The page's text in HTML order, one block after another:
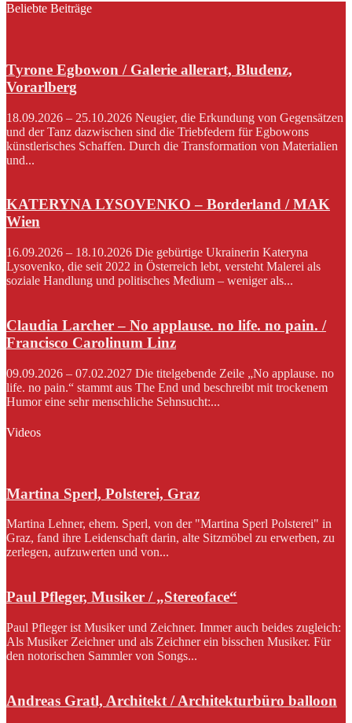
Beliebte Beiträge
Tyrone Egbowon / Galerie allerart, Bludenz,
Vorarlberg
18.09.2026 – 25.10.2026 Neugier, die Erkundung von Gegensätzen
und der Tanz dazwischen sind die Triebfedern für Egbowons
künstlerisches Schaffen. Durch die Transformation von Materialien
und...
KATERYNA LYSOVENKO – Borderland / MAK
Wien
16.09.2026 – 18.10.2026 Die gebürtige Ukrainerin Kateryna
Lysovenko, die seit 2022 in Österreich lebt, versteht Malerei als
soziale Handlung und politisches Medium – weniger als...
Claudia Larcher – No applause. no life. no pain. /
Francisco Carolinum Linz
09.09.2026 – 07.02.2027 Die titelgebende Zeile „No applause. no
life. no pain.“ stammt aus The End und beschreibt mit trockenem
Humor eine sehr menschliche Sehnsucht:...
Videos
Martina Sperl, Polsterei, Graz
Martina Lehner, ehem. Sperl, von der "Martina Sperl Polsterei" in
Graz, fand ihre Leidenschaft darin, alte Sitzmöbel zu erwerben, zu
zerlegen, aufzuwerten und von...
Paul Pfleger, Musiker / „Stereoface“
Paul Pfleger ist Musiker und Zeichner. Immer auch beides zugleich:
Als Musiker Zeichner und als Zeichner ein bisschen Musiker. Für
den notorischen Sammler von Songs...
Andreas Gratl, Architekt / Architekturbüro balloon